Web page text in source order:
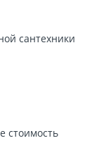
стоимость